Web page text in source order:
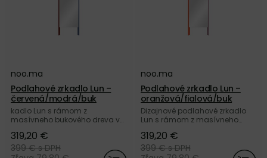
noo.ma
Podlahové zrkadlo Lun –
červená/modrá/buk
kadlo Lun s rámom z
masívneho bukového dreva v
kombinácii od značky noo.ma.
319,20 €
399 €s DPH
noo.ma
Podlahové zrkadlo Lun –
oranžová/fialová/buk
Dizajnové podlahové zrkadlo
Lun s rámom z masívneho
oranžovofialovej farebnej
kombinácii od značky noo.ma.
319,20 €
399 €s DPH